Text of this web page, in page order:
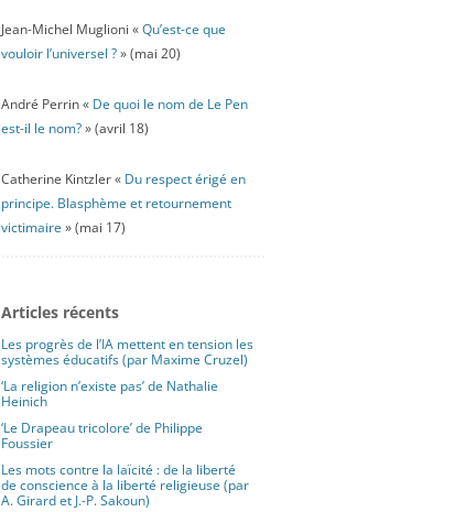
Jean-Michel Muglioni «Qu’est-ce que
vouloir l’universel ?» (mai 20)
André Perrin « De quoi le nom de Le Pen
est-il le nom?» (avril 18)
Catherine Kintzler « Du respect érigé en
principe. Blasphème et retournement
victimaire » (mai 17)
Articles récents
Les progrès de l’IA mettent en tension les
systèmes éducatifs (par Maxime Cruzel)
‘La religion n’existe pas’ de Nathalie
Heinich
‘Le Drapeau tricolore’ de Philippe
Foussier
Les mots contre la laïcité : de la liberté
de conscience à la liberté religieuse (par
A. Girard et J.-P. Sakoun)